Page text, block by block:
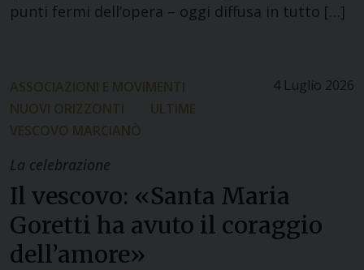
punti fermi dell’opera – oggi diffusa in tutto […]
4 Luglio 2026
ASSOCIAZIONI E MOVIMENTI
NUOVI ORIZZONTI
ULTIME
VESCOVO MARCIANÒ
La celebrazione
Il vescovo: «Santa Maria
Goretti ha avuto il coraggio
dell’amore»